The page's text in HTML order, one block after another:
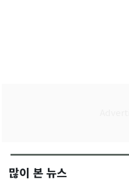
많이 본 뉴스